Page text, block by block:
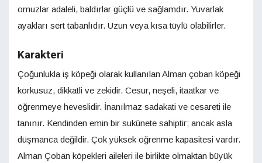
omuzlar adaleli, baldırlar güçlü ve sağlamdır. Yuvarlak
ayakları sert tabanlıdır. Uzun veya kısa tüylü olabilirler.
Karakteri
Çoğunlukla iş köpeği olarak kullanılan Alman çoban köpeği
korkusuz, dikkatli ve zekidir. Cesur, neşeli, itaatkar ve
öğrenmeye heveslidir. İnanılmaz sadakati ve cesareti ile
tanınır. Kendinden emin bir sukünete sahiptir; ancak asla
düşmanca değildir. Çok yüksek öğrenme kapasitesi vardır.
Alman Çoban köpekleri aileleri ile birlikte olmaktan büyük